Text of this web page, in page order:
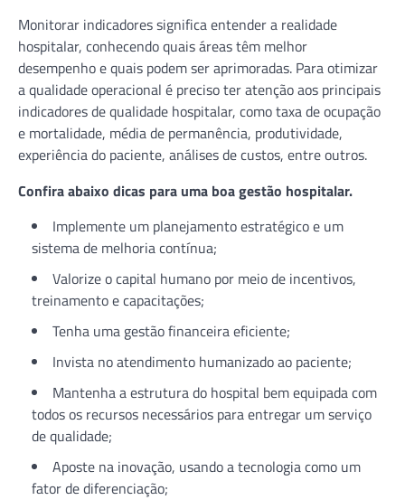
Monitorar indicadores significa entender a realidade
hospitalar, conhecendo quais áreas têm melhor
desempenho e quais podem ser aprimoradas. Para otimizar
a qualidade operacional é preciso ter atenção aos principais
indicadores de qualidade hospitalar, como taxa de ocupação
e mortalidade, média de permanência, produtividade,
experiência do paciente, análises de custos, entre outros.
Confira abaixo dicas para uma boa gestão hospitalar.
Implemente um planejamento estratégico e um
sistema de melhoria contínua;
Valorize o capital humano por meio de incentivos,
treinamento e capacitações;
Tenha uma gestão financeira eficiente;
Invista no atendimento humanizado ao paciente;
Mantenha a estrutura do hospital bem equipada com
todos os recursos necessários para entregar um serviço
de qualidade;
Aposte na inovação, usando a tecnologia como um
fator de diferenciação;